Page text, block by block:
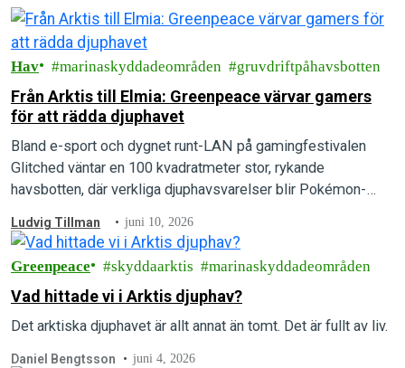
Hav marinaskyddadeområden gruvdriftpåhavsbotten
Från Arktis till Elmia: Greenpeace värvar gamers
för att rädda djuphavet
Bland e-sport och dygnet runt-LAN på gamingfestivalen
Glitched väntar en 100 kvadratmeter stor, rykande
havsbotten, där verkliga djuphavsvarelser blir Pokémon-
Ludvig Tillman juni 10, 2026
Greenpeace skyddaarktis marinaskyddadeområden
Vad hittade vi i Arktis djuphav?
Det arktiska djuphavet är allt annat än tomt. Det är fullt av liv.
Daniel Bengtsson juni 4, 2026